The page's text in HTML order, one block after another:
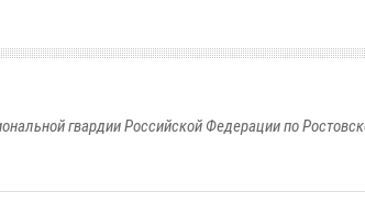
гвардии Российской Федерации по